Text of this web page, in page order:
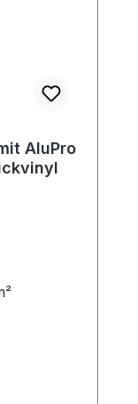
AluPro